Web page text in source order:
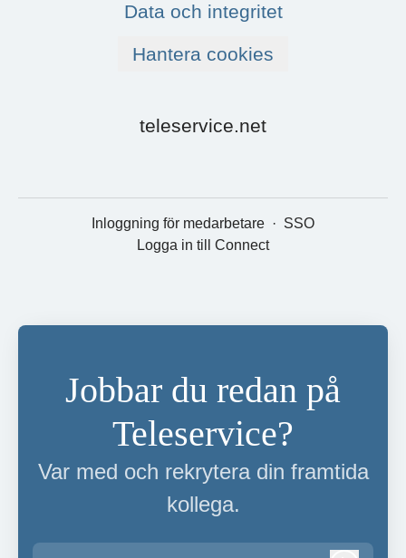
Data och integritet
Hantera cookies
teleservice.net
Inloggning för medarbetare · SSO
Logga in till Connect
Jobbar du redan på
Teleservice?
Var med och rekrytera din framtida
kollega.